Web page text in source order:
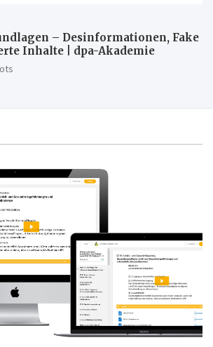
– Desinformationen, Fake
Inhalte | dpa-Akademie
ots